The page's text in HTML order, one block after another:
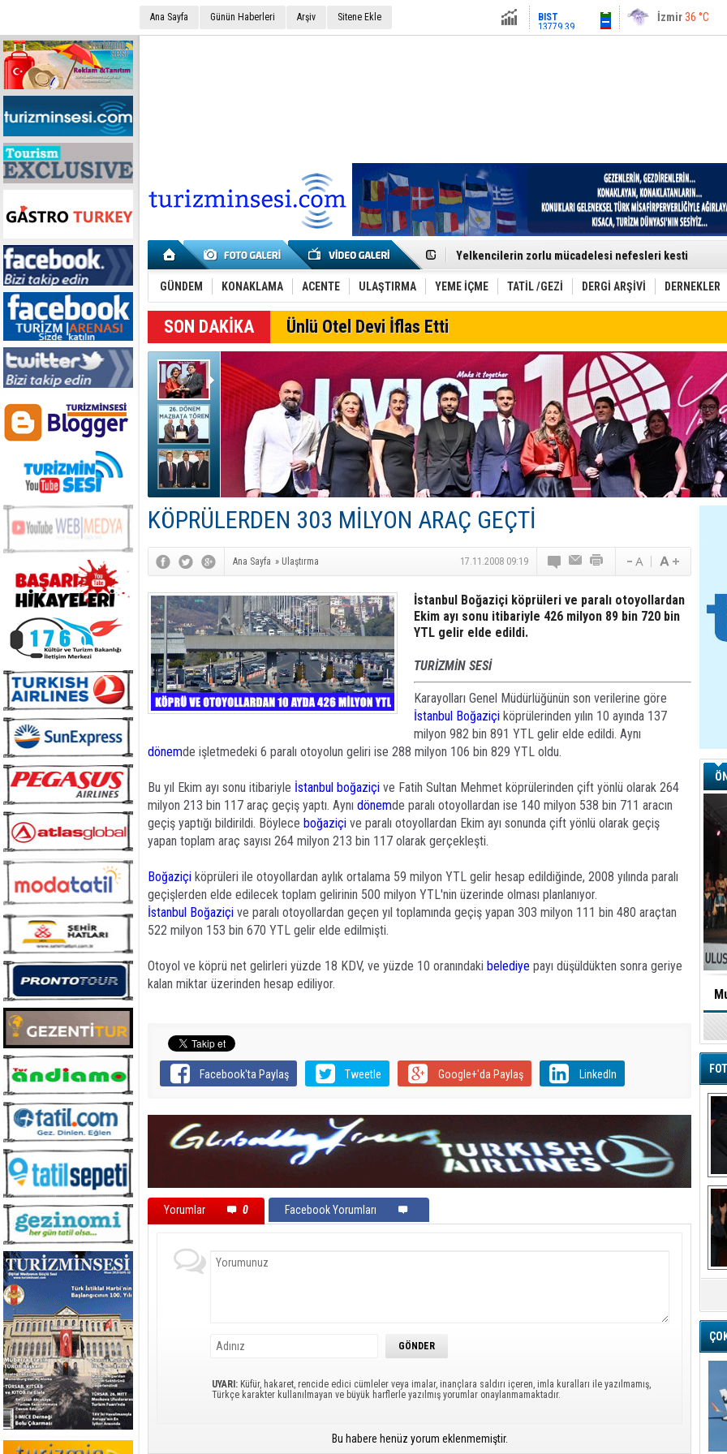
Ana Sayfa Günün Haberleri Arşiv Sitene Ekle
Altın6659.71 İstanbul 31 °C
Denizli–İstanbul Seferleri Yeniden Günde İkiye Düştü
Yelkencilerin zorlu mücadelesi nefesleri kesti
Ankara–St. Petersburg Hattı Turizmi Hareketlendirdi
Ultra Trail Tutkunları Kaçkar’da Buluşuyor
Kolaysoft Teknoloji, Bilişim500’de 5 yıl üst üste zirvede
Türk Turistlerin Gözdesi: Yunan Adaları
İDO, Midilli’ye Üçüncü Uluslararası Hattını Akçay’dan
Trabzon UNESCO Gastronomi Şehri Yolunda
Etkinlik sektörünün Çatı Kuruluşlardan İstanbul Zirvesi
Turizm Yatırımlarında Gerçek Risk: Plansızlık
Çelebi–THY İş Birliğiyle Kenya’da Güçleniyor
Global Yatırım Holding,%38 Artış: Net Kâr 46,5 Milyon
Yabancı Dijital Platformlara Ayrıcalık Yasası
Tatilsepeti’nden Villa Tatili Modeli
GÜNDEM KONAKLAMA ACENTE ULAŞTIRMA YEME İÇME TATİL /GEZİ DERGİ ARŞİVİ DERNEKLER
Ünlü Otel Devi İflas Etti
KÖPRÜLERDEN 303 MİLYON ARAÇ GEÇTİ
Ana Sayfa » Ulaştırma 17.11.2008 09:19
İstanbul Boğaziçi köprüleri ve paralı otoyollardan
Ekim ayı sonu itibariyle 426 milyon 89 bin 720 bin
YTL gelir elde edildi.
TURİZMİN SESİ
Karayolları Genel Müdürlüğünün son verilerine göre
İstanbul Boğaziçi köprülerinden yılın 10 ayında 137
milyon 982 bin 891 YTL gelir elde edildi. Aynı
dönemde işletmedeki 6 paralı otoyolun geliri ise 288 milyon 106 bin 829 YTL oldu.
Bu yıl Ekim ayı sonu itibariyle İstanbul boğaziçi ve Fatih Sultan Mehmet köprülerinden çift yönlü olarak 264
milyon 213 bin 117 araç geçiş yaptı. Aynı dönemde paralı otoyollardan ise 140 milyon 538 bin 711 aracın
geçiş yaptığı bildirildi. Böylece boğaziçi ve paralı otoyollardan Ekim ayı sonunda çift yönlü olarak geçiş
yapan toplam araç sayısı 264 milyon 213 bin 117 olarak gerçekleşti.
Boğaziçi köprüleri ile otoyollardan aylık ortalama 59 milyon YTL gelir hesap edildiğinde, 2008 yılında paralı
geçişlerden elde edilecek toplam gelirinin 500 milyon YTL'nin üzerinde olması planlanıyor.
İstanbul Boğaziçi ve paralı otoyollardan geçen yıl toplamında geçiş yapan 303 milyon 111 bin 480 araçtan
522 milyon 153 bin 670 YTL gelir elde edilmişti.
Otoyol ve köprü net gelirleri yüzde 18 KDV, ve yüzde 10 oranındaki belediye payı düşüldükten sonra geriye
kalan miktar üzerinden hesap ediliyor.
Facebook'ta Paylaş Tweetle Google+'da Paylaş LinkedIn
Yorumlar 0 Facebook Yorumları
UYARI: Küfür, hakaret, rencide edici cümleler veya imalar, inançlara saldırı içeren, imla kuralları ile yazılmamış,
Türkçe karakter kullanılmayan ve büyük harflerle yazılmış yorumlar onaylanmamaktadır.
Bu habere henüz yorum eklenmemiştir.